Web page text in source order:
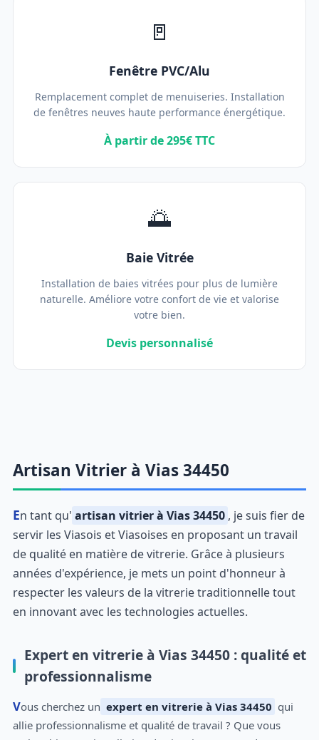
🚪
Fenêtre PVC/Alu
Remplacement complet de menuiseries. Installation
de fenêtres neuves haute performance énergétique.
À partir de 295€ TTC
🌅
Baie Vitrée
Installation de baies vitrées pour plus de lumière
naturelle. Améliore votre confort de vie et valorise
votre bien.
Devis personnalisé
Artisan Vitrier à Vias 34450
En tant qu' artisan vitrier à Vias 34450 , je suis fier de
servir les Viasois et Viasoises en proposant un travail
de qualité en matière de vitrerie. Grâce à plusieurs
années d'expérience, je mets un point d'honneur à
respecter les valeurs de la vitrerie traditionnelle tout
en innovant avec les technologies actuelles.
Expert en vitrerie à Vias 34450 : qualité et
professionnalisme
Vous cherchez un expert en vitrerie à Vias 34450 qui
allie professionnalisme et qualité de travail ? Que vous